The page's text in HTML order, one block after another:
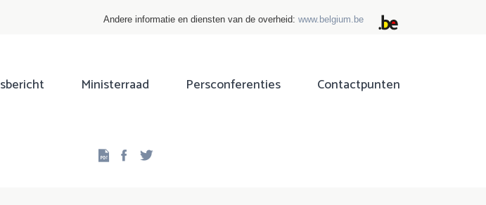
Andere informatie en diensten van de overheid: www.belgium.be
Ministerraad Persconferenties Contactpunten
Facebook